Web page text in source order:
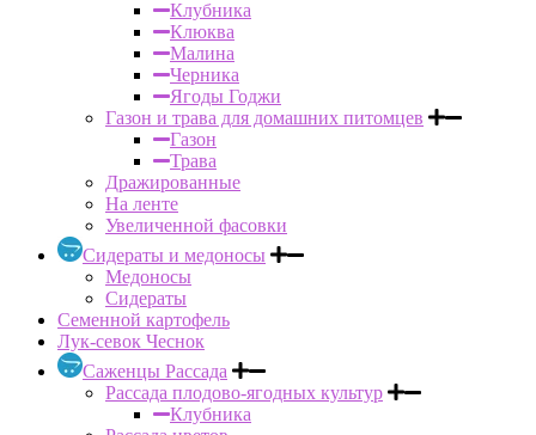
Клубника
Клюква
Малина
Черника
Ягоды Годжи
Газон и трава для домашних питомцев
Газон
Трава
Дражированные
На ленте
Увеличенной фасовки
Сидераты и медоносы
Медоносы
Сидераты
Семенной картофель
Лук-севок Чеснок
Саженцы Рассада
Рассада плодово-ягодных культур
Клубника